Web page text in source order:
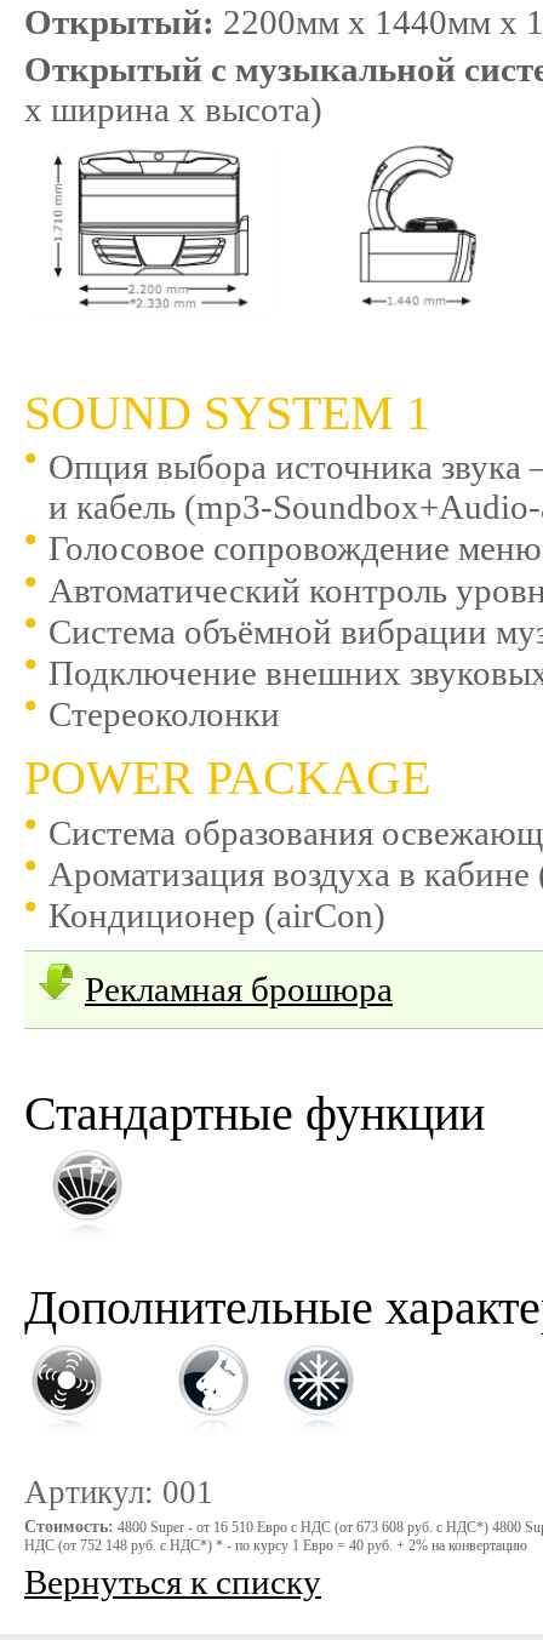
Открытый: 2200мм x 1440мм x
Открытый с музыкальной
x ширина x высота)
SOUND SYSTEM 1
Опция выбора источника звука
и кабель (mp3-Soundbox+Audio-
Голосовое сопровождение
Автоматический контроль
Система объёмной вибрации
Подключение внешних
Стереоколонки
POWER PACKAGE
Система образования
Ароматизация воздуха в кабине
Кондиционер (airCon)
Рекламная брошюра
Стандартные функции
Дополнительные
Артикул: 001
Стоимость: 4800 Super - от 16 510 Евро с НДС (от 673 608 руб. с НДС*) 4800
НДС (от 752 148 руб. с НДС*) * - по курсу 1 Евро = 40 руб. + 2% на конвертацию
Вернуться к списку